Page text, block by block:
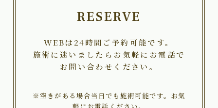
RESERVE
WEBは24時間ご予約可能です。
施術に迷いましたらお気軽にお電話で
お問い合わせください。
※空きがある場合当日でも施術可能です。お気